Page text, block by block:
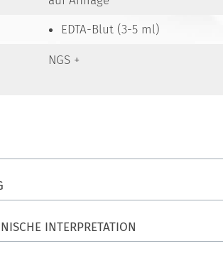
EDTA-Blut (3-5 ml)
NGS +
INTERPRETATION